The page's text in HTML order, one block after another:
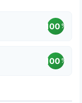
100 %
100 %